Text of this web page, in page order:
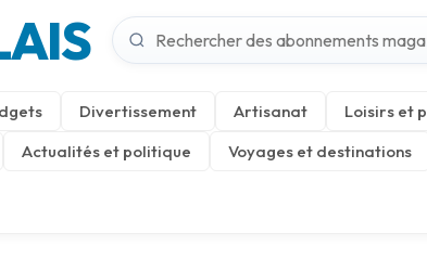
Divertissement Artisanat Loisirs et
Actualités et politique Voyages et destinations